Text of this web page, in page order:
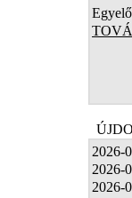
2026-
2026-
2026-